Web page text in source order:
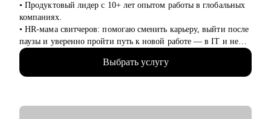
• Продуктовый лидер с 10+ лет опытом работы в глобальных
компаниях.
• HR-мама свитчеров: помогаю сменить карьеру, выйти после
паузы и уверенно пройти путь к новой работе — в IT и не
только.
• Моя цель — не просто оффер, а уверенность на каждом
этапе.
Выбрать услугу